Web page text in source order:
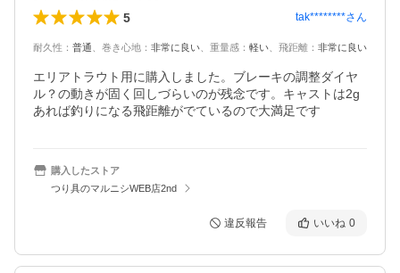
5 tak********さん
耐久性 ： 普通 巻き心地 ： 非常に良い 重量感 ： 軽い 飛距離 ： 非常に良い
エリアトラウト用に購入しました。ブレーキの調整ダイヤ
ル？の動きが固く回しづらいのが残念です。キャストは2g
あれば釣りになる飛距離がでているので大満足です
購入したストア
つり具のマルニシWEB店2nd
違反報告 いいね 0